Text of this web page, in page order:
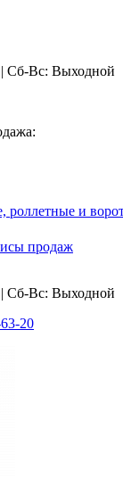
Сб-Вс: Выходной
продаж
Сб-Вс: Выходной
20